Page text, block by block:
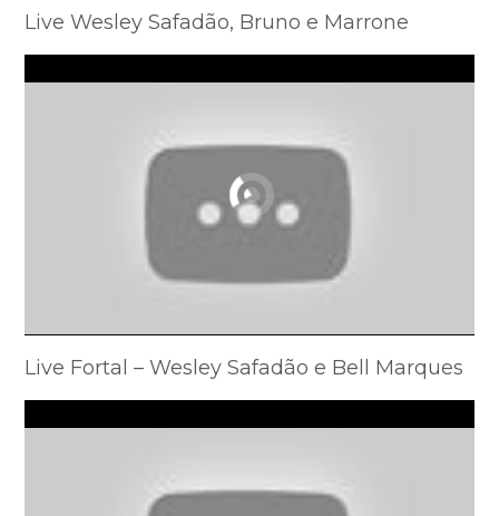
Live Wesley Safadão, Bruno e Marrone
Live Fortal – Wesley Safadão e Bell Marques